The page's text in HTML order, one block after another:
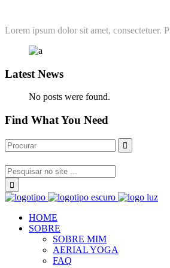
Lorem ipsum dolor sit amet, consectetuer.
Latest News
No posts were found.
Find What You Need
HOME
SOBRE
SOBRE MIM
AERIAL YOGA
FAQ